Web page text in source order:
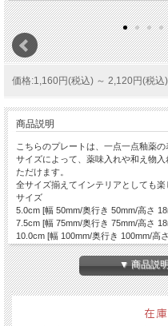
価格:1,160円(税込) ～ 2,120円(税込)
商品説明
こちらのプレートは、一点一点釉薬の
サイズによって、薬味入れや和え物
ただけます。
全サイズ揃えてインテリアとしても楽
サイズ
5.0cm [幅 50mm/奥行き 50mm/高さ
7.5cm [幅 75mm/奥行き 75mm/高さ
10.0cm [幅 100mm/奥行き 100mm/高
12.5cm [幅 125mm/奥行き 125mm/高
15.0cm [ 幅 150mm/奥行き 150mm/高
▼ 商品説